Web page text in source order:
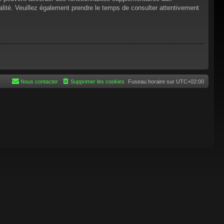
Veuillez également prendre le temps de consulter attentivement
Fuseau horaire sur UTC+02:00
Supprimer les cookies
Nous contacter